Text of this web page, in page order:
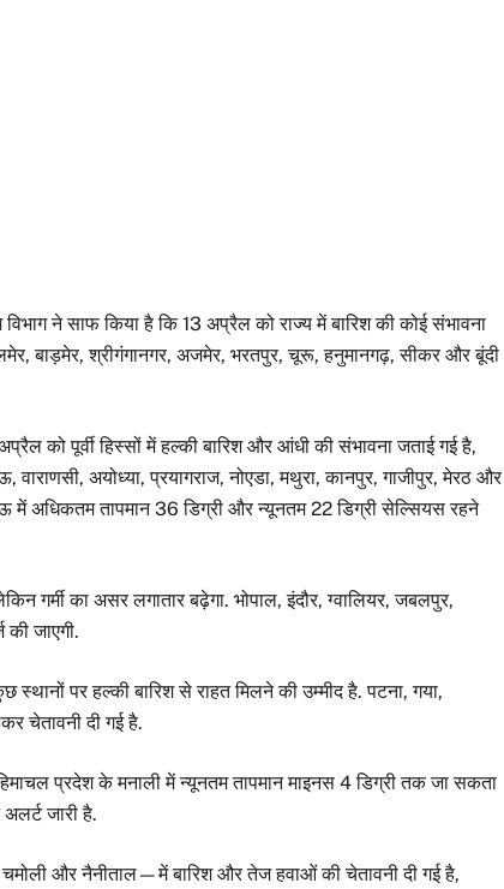
ने साफ किया है कि 13 अप्रैल को राज्य में बारिश की कोई संभावना
बाड़मेर, श्रीगंगानगर, अजमेर, भरतपुर, चूरू, हनुमानगढ़, सीकर और बूंदी
को पूर्वी हिस्सों में हल्की बारिश और आंधी की संभावना जताई गई है,
अयोध्या, प्रयागराज, नोएडा, मथुरा, कानपुर, गाजीपुर, मेरठ और
में अधिकतम तापमान 36 डिग्री और न्यूनतम 22 डिग्री सेल्सियस रहने
गर्मी का असर लगातार बढ़ेगा. भोपाल, इंदौर, ग्वालियर, जबलपुर,
की जाएगी.
स्थानों पर हल्की बारिश से राहत मिलने की उम्मीद है. पटना, गया,
चेतावनी दी गई है.
प्रदेश के मनाली में न्यूनतम तापमान माइनस 4 डिग्री तक जा सकता
जारी है.
और नैनीताल—में बारिश और तेज हवाओं की चेतावनी दी गई है,